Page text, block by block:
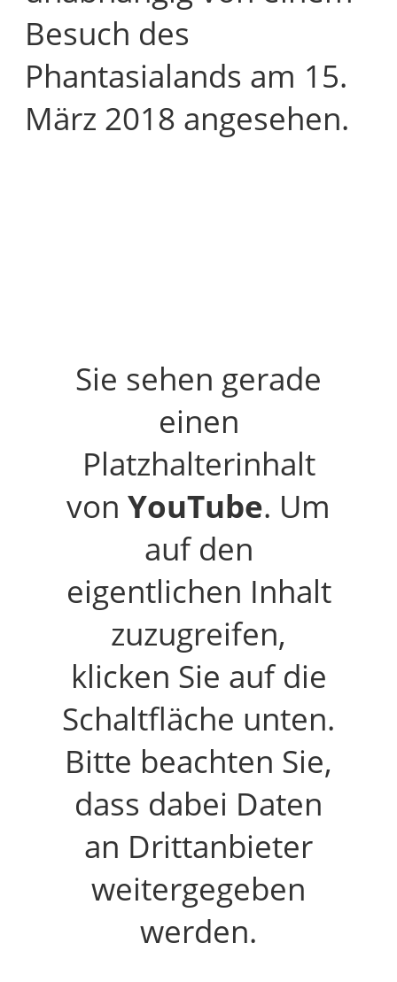
Besuch des
Phantasialands am 15.
März 2018 angesehen.
Sie sehen gerade
einen
Platzhalterinhalt
von YouTube. Um
auf den
eigentlichen Inhalt
zuzugreifen,
klicken Sie auf die
Schaltfläche unten.
Bitte beachten Sie,
dass dabei Daten
an Drittanbieter
weitergegeben
werden.